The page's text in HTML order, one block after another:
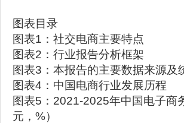
图表目录
图表1：社交电商主要特点
图表2：行业报告分析框架
图表3：本报告的主要数据来源及
图表4：中国电商行业发展历程
图表5：2021-2025年中国电子商
元，%）